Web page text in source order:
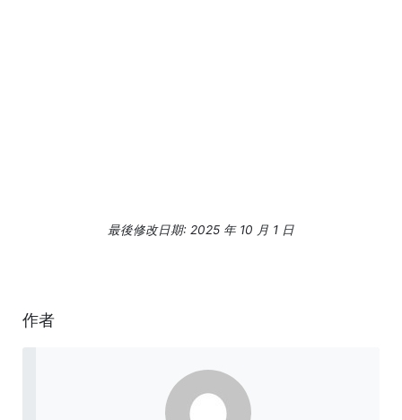
最後修改日期: 2025 年 10 月 1 日
作者